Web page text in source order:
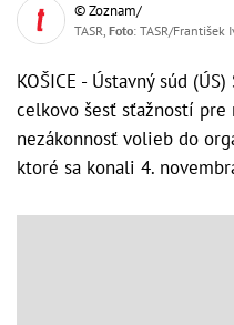
© Zoznam/
TASR, Foto: TASR/František
KOŠICE - Ústavný súd
celkovo šesť sťažností pre
nezákonnosť volieb do
ktoré sa konali 4.